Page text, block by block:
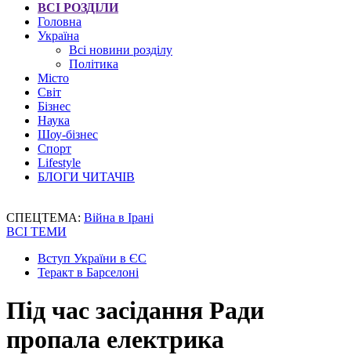
ВСІ РОЗДІЛИ
Головна
Україна
Всі новини розділу
Політика
Місто
Світ
Бізнес
Наука
Шоу-бізнес
Спорт
Lifestyle
БЛОГИ ЧИТАЧІВ
СПЕЦТЕМА: Війна в Ірані
ВСІ ТЕМИ
Вступ України в ЄС
Теракт в Барселоні
Під час засідання Ради
пропала електрика